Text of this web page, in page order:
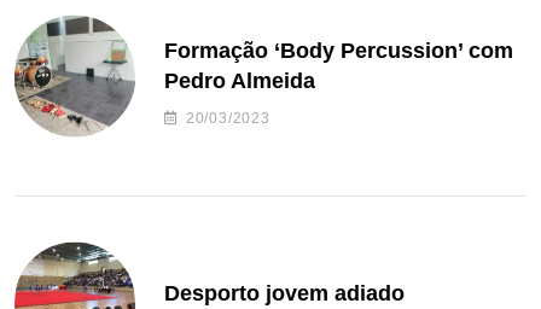
Formação ‘Body Percussion’ com
Pedro Almeida
20/03/2023
Desporto jovem adiado